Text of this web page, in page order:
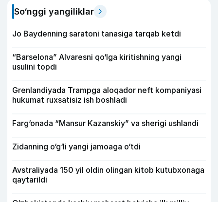
So‘nggi yangiliklar
Jo Baydenning saratoni tanasiga tarqab ketdi
“Barselona” Alvaresni qo‘lga kiritishning yangi
usulini topdi
Grenlandiyada Trampga aloqador neft kompaniyasi
hukumat ruxsatisiz ish boshladi
Farg‘onada “Mansur Kazanskiy” va sherigi ushlandi
Zidanning o‘g‘li yangi jamoaga o‘tdi
Avstraliyada 150 yil oldin olingan kitob kutubxonaga
qaytarildi